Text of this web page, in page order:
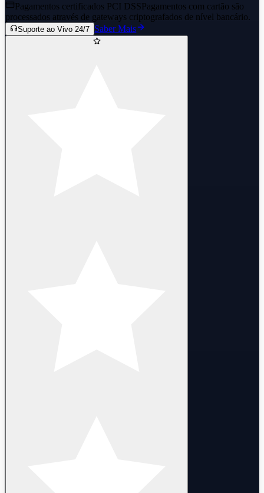
Pagamentos certificados PCI DSSPagamentos com cartão são
processados através de gateways criptografados de nível bancário.
Suporte ao Vivo 24/7 Saber Mais